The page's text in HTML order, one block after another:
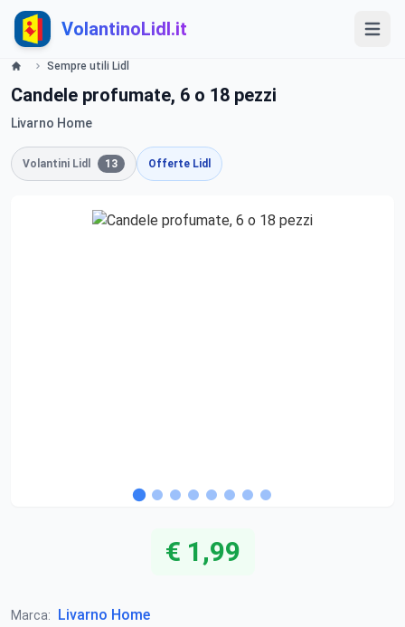
VolantinoLidl.it
Sempre utili Lidl
Candele profumate, 6 o 18 pezzi
Livarno Home
Volantini Lidl 13 Offerte Lidl
€ 1,99
Marca: Livarno Home